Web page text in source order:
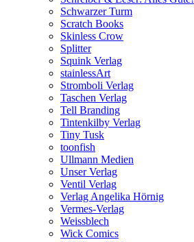
Schwarzer Turm
Scratch Books
Skinless Crow
Splitter
Squink Verlag
stainlessArt
Stromboli Verlag
Taschen Verlag
Tell Branding
Tintenkilby Verlag
Tiny Tusk
toonfish
Ullmann Medien
Unser Verlag
Ventil Verlag
Verlag Angelika Hörnig
Vermes-Verlag
Weissblech
Wick Comics